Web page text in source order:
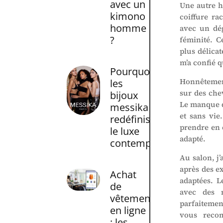
avec un
kimono
homme
?
Pourquoi
les
bijoux
messika
redéfinissent
le luxe
contemporain
Achat
de
vêtement
en ligne
Une autre
coiffure
avec un
féminité.
plus
m’a confié
sur des
Le
et sans
prendre en
adapté.
Au salon,
après des
adaptées.
avec des
vous